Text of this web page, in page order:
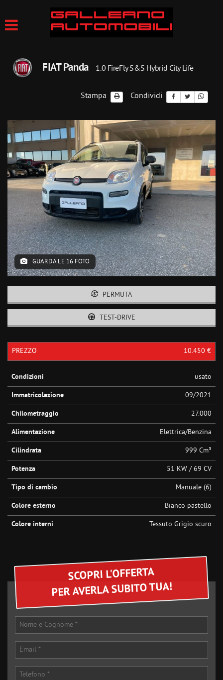
FIAT Panda 1.0 FireFly S&S Hybrid City Life
Stampa Condividi
GUARDA LE 16 FOTO
PERMUTA
TEST-DRIVE
PREZZO 10.450 €
Condizioni usato
Immatricolazione 09/2021
Chilometraggio 27.000
Alimentazione Elettrica/Benzina
Cilindrata 999 Cm³
Potenza 51 KW / 69 CV
Tipo di cambio Manuale (6)
Colore esterno Bianco pastello
Colore interni Tessuto Grigio scuro
SCOPRI L'OFFERTA
PER AVERLA SUBITO TUA!